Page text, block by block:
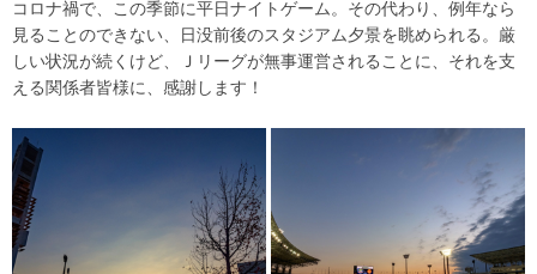
コロナ禍で、この季節に平日ナイトゲーム。その代わり、例年なら
見ることのできない、日没前後のスタジアム夕景を眺められる。厳
しい状況が続くけど、Ｊリーグが無事運営されることに、それを支
える関係者皆様に、感謝します！